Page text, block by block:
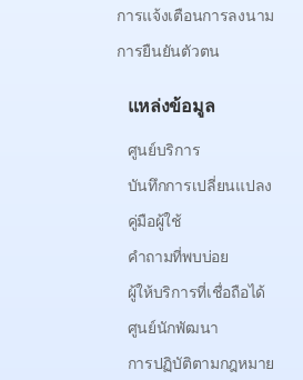
การแจ้งเตือนการลงนาม
การยืนยันตัวตน
แหล่งข้อมูล
ศูนย์บริการ
บันทึกการเปลี่ยนแปลง
คู่มือผู้ใช้
คำถามที่พบบ่อย
ผู้ให้บริการที่เชื่อถือได้
ศูนย์นักพัฒนา
การปฏิบัติตามกฎหมาย